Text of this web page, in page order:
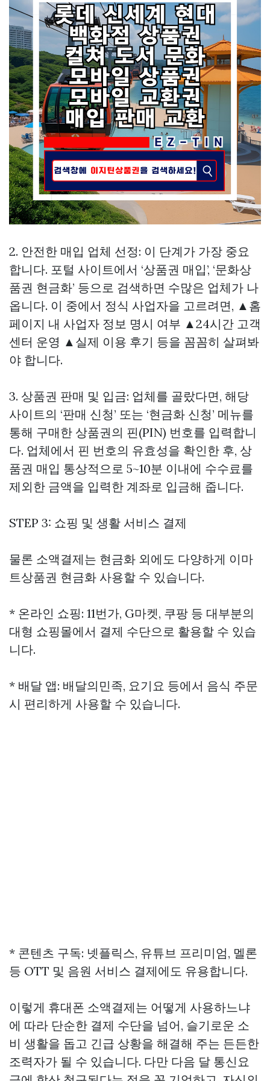
2. 안전한 매입 업체 선정: 이 단계가 가장 중요
합니다. 포털 사이트에서 ‘상품권 매입’, ‘문화상
품권 현금화’ 등으로 검색하면 수많은 업체가 나
옵니다. 이 중에서 정식 사업자을 고르려면, ▲홈
페이지 내 사업자 정보 명시 여부 ▲24시간 고객
센터 운영 ▲실제 이용 후기 등을 꼼꼼히 살펴봐
야 합니다.
3. 상품권 판매 및 입금: 업체를 골랐다면, 해당
사이트의 ‘판매 신청’ 또는 ‘현금화 신청’ 메뉴를
통해 구매한 상품권의 핀(PIN) 번호를 입력합니
다. 업체에서 핀 번호의 유효성을 확인한 후, 상
품권 매입 통상적으로 5~10분 이내에 수수료를
제외한 금액을 입력한 계좌로 입금해 줍니다.
STEP 3: 쇼핑 및 생활 서비스 결제
물론 소액결제는 현금화 외에도 다양하게 이마
트상품권 현금화 사용할 수 있습니다.
* 온라인 쇼핑: 11번가, G마켓, 쿠팡 등 대부분의
대형 쇼핑몰에서 결제 수단으로 활용할 수 있습
니다.
* 배달 앱: 배달의민족, 요기요 등에서 음식 주문
시 편리하게 사용할 수 있습니다.
* 콘텐츠 구독: 넷플릭스, 유튜브 프리미엄, 멜론
등 OTT 및 음원 서비스 결제에도 유용합니다.
이렇게 휴대폰 소액결제는 어떻게 사용하느냐
에 따라 단순한 결제 수단을 넘어, 슬기로운 소
비 생활을 돕고 긴급 상황을 해결해 주는 든든한
조력자가 될 수 있습니다. 다만 다음 달 통신요